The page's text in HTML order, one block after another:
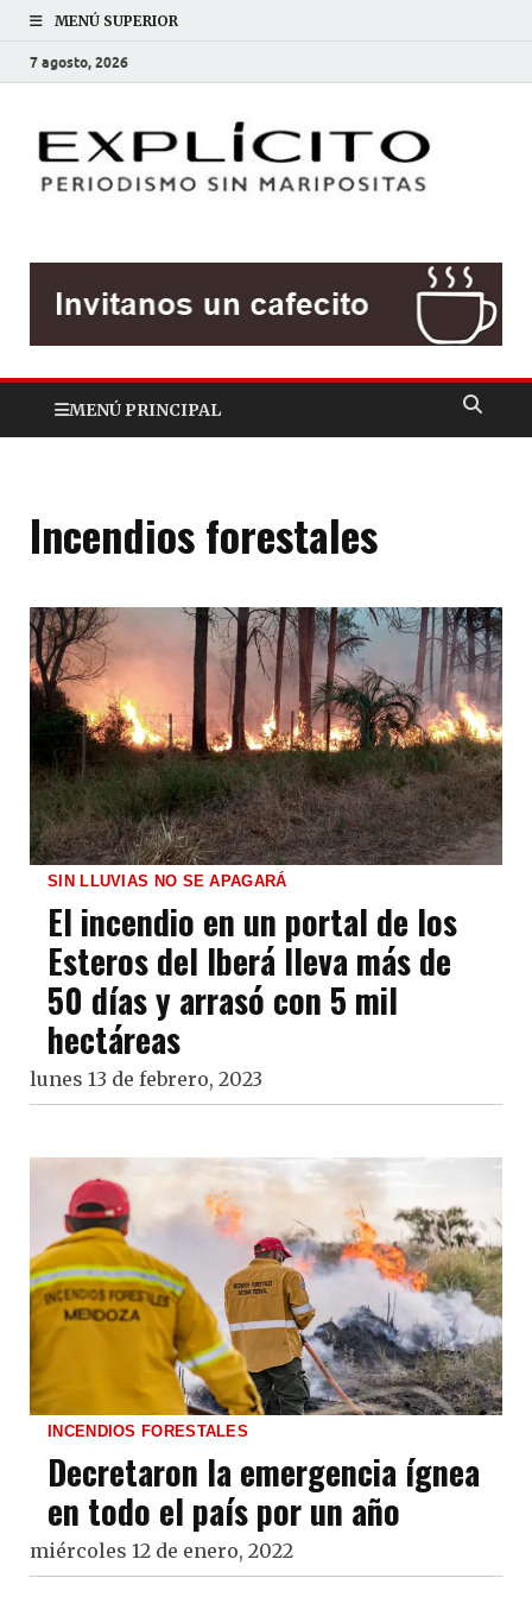
MENÚ SUPERIOR
7 agosto, 2026
MENÚ PRINCIPAL
Incendios forestales
SIN LLUVIAS NO SE APAGARÁ
El incendio en un portal de los
Esteros del Iberá lleva más de
50 días y arrasó con 5 mil
hectáreas
lunes 13 de febrero, 2023
INCENDIOS FORESTALES
Decretaron la emergencia ígnea
en todo el país por un año
miércoles 12 de enero, 2022